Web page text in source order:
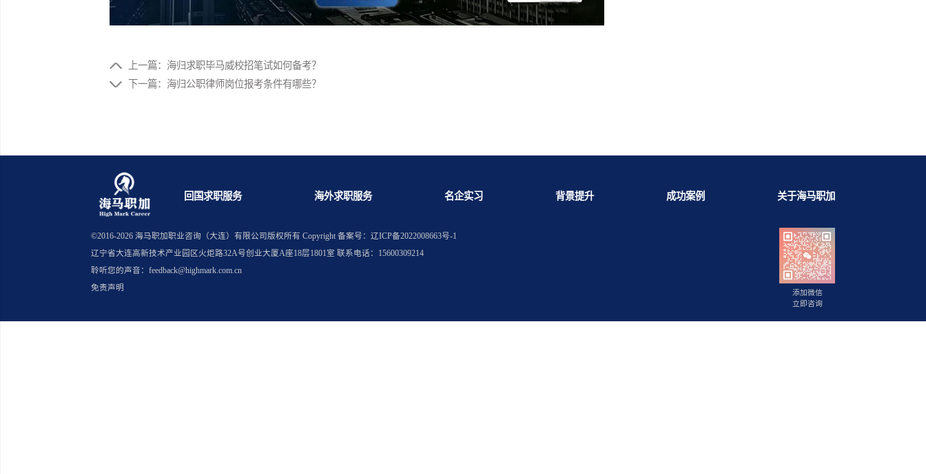
上一篇：海归求职毕马威校招笔试如何备考？